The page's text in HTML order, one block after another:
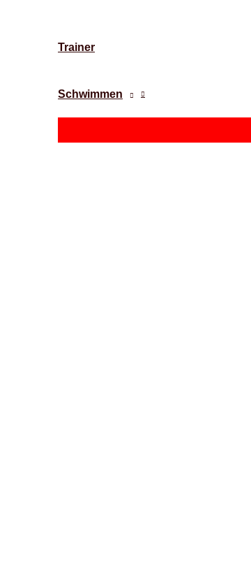
Trainer
Schwimmen